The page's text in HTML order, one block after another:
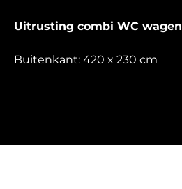
Uitrusting combi WC wagen
Buitenkant: 420 x 230 cm